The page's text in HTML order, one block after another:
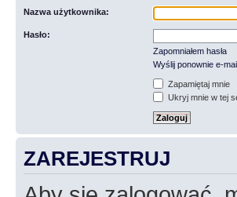
Nazwa użytkownika:
Hasło:
Zapomniałem hasła
Wyślij ponownie e-
Zapamiętaj mnie
Ukryj mnie w tej
ZAREJESTRUJ